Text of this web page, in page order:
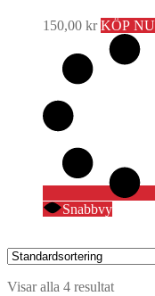
150,00 kr KÖP NU
Snabbvy
Visar alla 4 resultat